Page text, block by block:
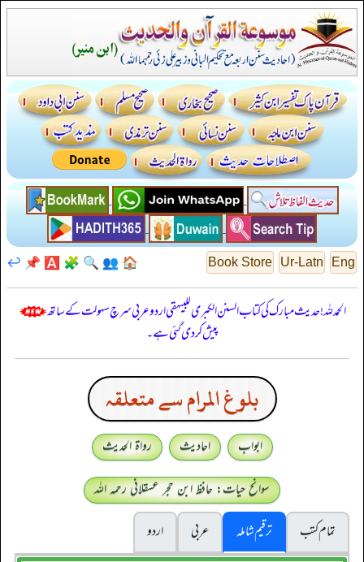
Eng
Ur-Latn
Book Store
🏠
👥
🔍
🧩
🅰️
📌
↩️
الحمدللہ! حدیث مبارک کی کتاب السنن الكبرى للبيهقي اردو عربی سرچ سہولت کے ساتھ
پیش کر دی گئی ہے۔
بلوغ المرام سے متعلقہ
ابواب احادیث
رواۃ الحدیث
سوانح حیات: حافظ ابن حجر عسقلانی رحمہ اللہ
تمام کتب
ترقیم شاملہ عربی
اردو